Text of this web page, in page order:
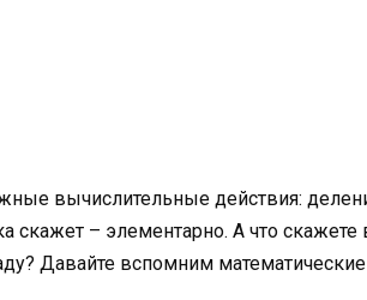
вычислительные действия:
скажет – элементарно. А что
Давайте вспомним